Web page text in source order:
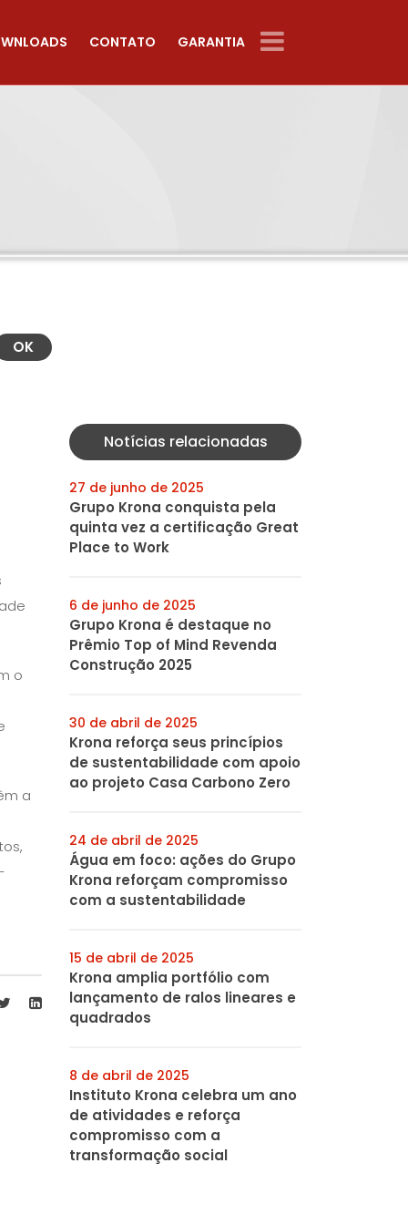
CONTATO GARANTIA
OK
o
a
Notícias relacionadas
27 de junho de 2025
Grupo Krona conquista pela
quinta vez a certificação Great
Place to Work
6 de junho de 2025
Grupo Krona é destaque no
Prêmio Top of Mind Revenda
Construção 2025
30 de abril de 2025
Krona reforça seus princípios
de sustentabilidade com apoio
ao projeto Casa Carbono Zero
24 de abril de 2025
Água em foco: ações do Grupo
Krona reforçam compromisso
com a sustentabilidade
15 de abril de 2025
Krona amplia portfólio com
lançamento de ralos lineares e
quadrados
8 de abril de 2025
Instituto Krona celebra um ano
de atividades e reforça
compromisso com a
transformação social